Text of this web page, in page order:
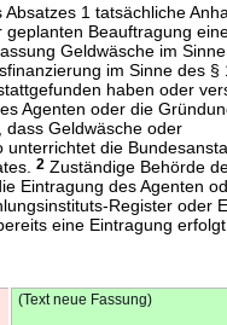
1 tatsächliche
Beauftragung
Geldwäsche im
im Sinne des §
haben oder
Agenten oder die
dass Geldwäsche oder
unterrichtet die
2 Zuständige Behörde
Eintragung des Agenten
Register oder
eine Eintragung
(Text neue Fassung)